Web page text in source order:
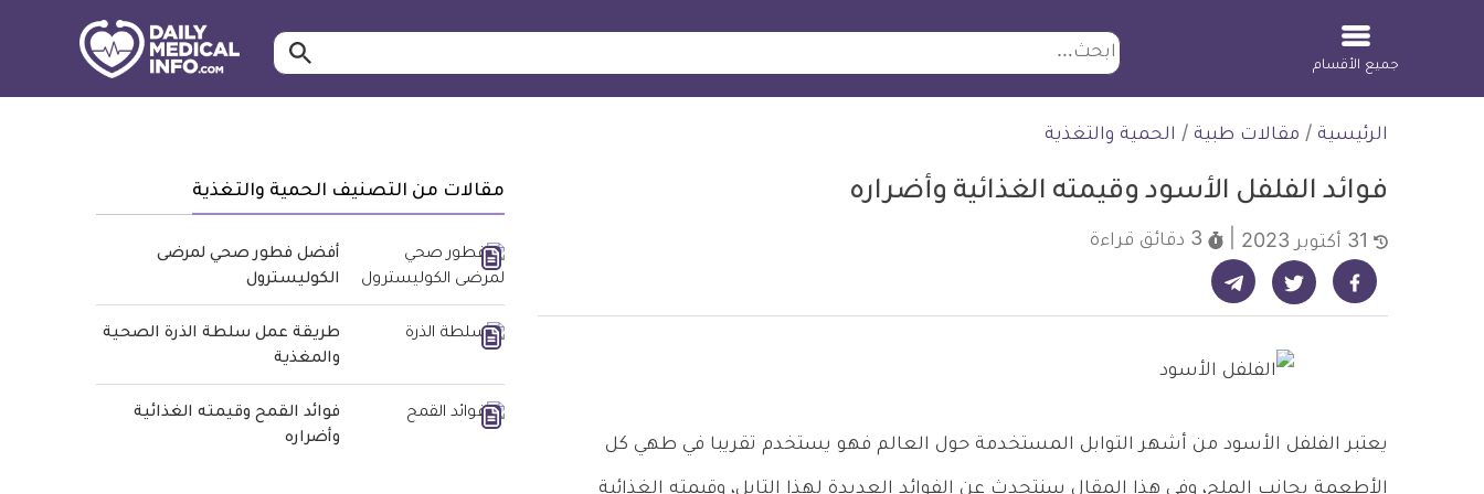
ابحث ابحث…
جميع الأقسام
الرئيسية / مقالات طبية / الحمية والتغذية
فوائد الفلفل الأسود وقيمته الغذائية وأضراره
3 دقائق قراءة
شارك على فيسبوك - ديلي ميديكال انفو شارك على تويتر - ديلي ميديكال انفو شارك على تيليجرام - ديلي ميديكال انفو
يعتبر الفلفل الأسود من أشهر التوابل المستخدمة حول العالم فهو يستخدم تقريبا في طهي كل
الأطعمة بجانب الملح، وفي هذا المقال سنتحدث عن الفوائد العديدة لهذا التابل، وقيمته الغذائية
مقالات من التصنيف الحمية والتغذية
أفضل فطور صحي لمرضى
الكوليسترول
طريقة عمل سلطة الذرة الصحية
والمغذية
فوائد القمح وقيمته الغذائية
وأضراره